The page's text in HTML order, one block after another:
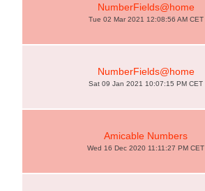
NumberFields@home
Tue 02 Mar 2021 12:08:56 AM CET
NumberFields@home
Sat 09 Jan 2021 10:07:15 PM CET
Amicable Numbers
Wed 16 Dec 2020 11:11:27 PM CET